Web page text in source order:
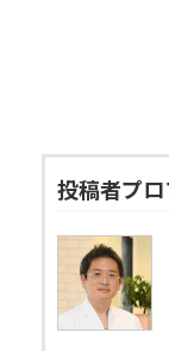
投稿者プ